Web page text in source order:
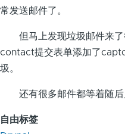
常发送邮件了。
但马上发现垃圾邮件来了
contact提交表单添加了
圾。
还有很多邮件都等着随后
自由标签